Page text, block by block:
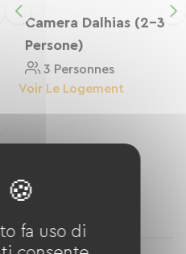
Camera Dalhias (2-3
Persone)
3 Personnes
Voir Le Logement
fa uso di